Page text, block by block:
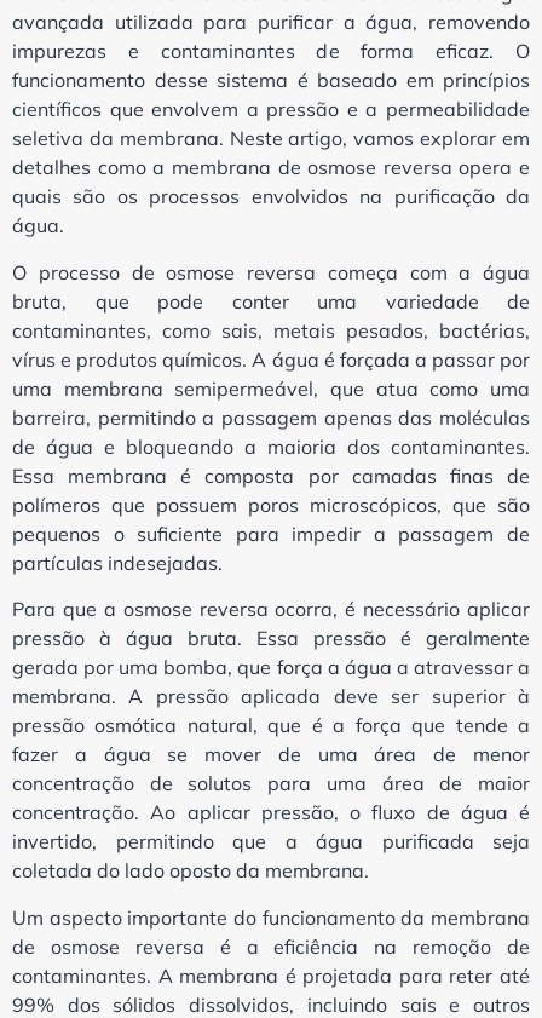
avançada utilizada para purificar a água, removendo
impurezas e contaminantes de forma eficaz. O
funcionamento desse sistema é baseado em princípios
científicos que envolvem a pressão e a permeabilidade
seletiva da membrana. Neste artigo, vamos explorar em
detalhes como a membrana de osmose reversa opera e
quais são os processos envolvidos na purificação da
água.
O processo de osmose reversa começa com a água
bruta, que pode conter uma variedade de
contaminantes, como sais, metais pesados, bactérias,
vírus e produtos químicos. A água é forçada a passar por
uma membrana semipermeável, que atua como uma
barreira, permitindo a passagem apenas das moléculas
de água e bloqueando a maioria dos contaminantes.
Essa membrana é composta por camadas finas de
polímeros que possuem poros microscópicos, que são
pequenos o suficiente para impedir a passagem de
partículas indesejadas.
Para que a osmose reversa ocorra, é necessário aplicar
pressão à água bruta. Essa pressão é geralmente
gerada por uma bomba, que força a água a atravessar a
membrana. A pressão aplicada deve ser superior à
pressão osmótica natural, que é a força que tende a
fazer a água se mover de uma área de menor
concentração de solutos para uma área de maior
concentração. Ao aplicar pressão, o fluxo de água é
invertido, permitindo que a água purificada seja
coletada do lado oposto da membrana.
Um aspecto importante do funcionamento da membrana
de osmose reversa é a eficiência na remoção de
contaminantes. A membrana é projetada para reter até
99% dos sólidos dissolvidos, incluindo sais e outros